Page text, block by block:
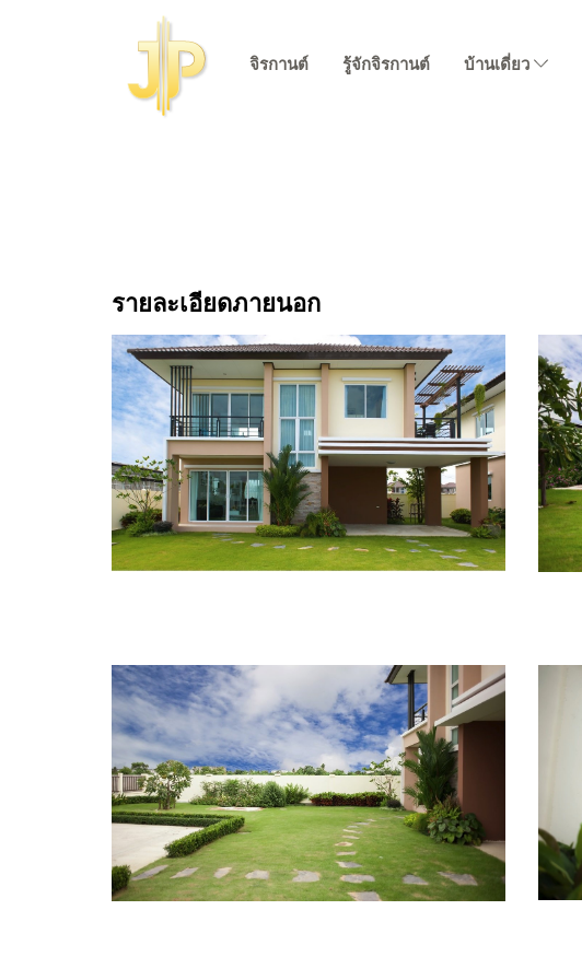
จิรกานต์ รู้จักจิรกานต์ บ้านเดี่ยว
รายละเอียดภายนอก